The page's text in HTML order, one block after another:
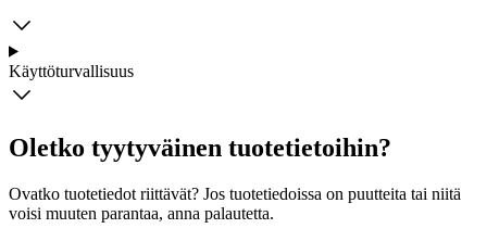
Käyttöturvallisuus
Oletko tyytyväinen tuotetietoihin?
Ovatko tuotetiedot riittävät? Jos tuotetiedoissa on puutteita tai niitä
voisi muuten parantaa, anna palautetta.